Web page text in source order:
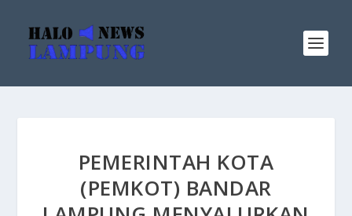
PEMERINTAH KOTA
(PEMKOT) BANDAR